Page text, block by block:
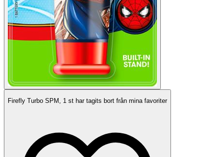
Firefly Turbo SPM, 1 st har tagits bort från mina favoriter